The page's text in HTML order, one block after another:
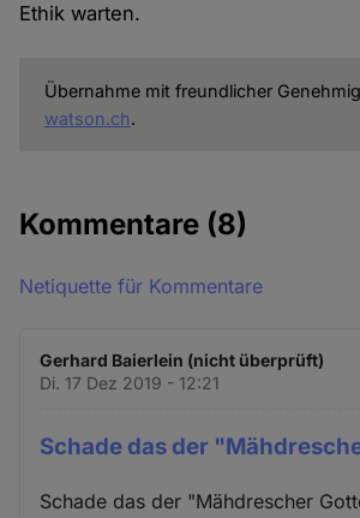
Ethik warten.
Übernahme mit freundlicher
watson.ch.
Kommentare (8)
Netiquette für Kommentare
Gerhard Baierlein (nicht überprüft)
Di. 17 Dez 2019 - 12:21
Schade das der
Schade das der "Mähdrescher